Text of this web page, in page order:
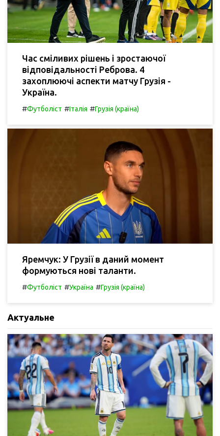
Час сміливих рішень і зростаючої
відповідальності Реброва. 4
захоплюючі аспекти матчу Грузія -
Україна.
#Футболіст #Італія #Грузія (країна)
Яремчук: У Грузії в даний момент
формуються нові таланти.
#Футболіст #Україна #Грузія (країна)
Актуальне